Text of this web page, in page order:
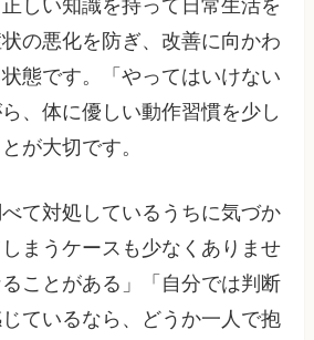
しい知識を持って日常生活を
の悪化を防ぎ、改善に向かわ
態です。「やってはいけない
、体に優しい動作習慣を少し
が大切です。
て対処しているうちに気づか
まうケースも少なくありませ
ことがある」「自分では判断
ているなら、どうか一人で抱